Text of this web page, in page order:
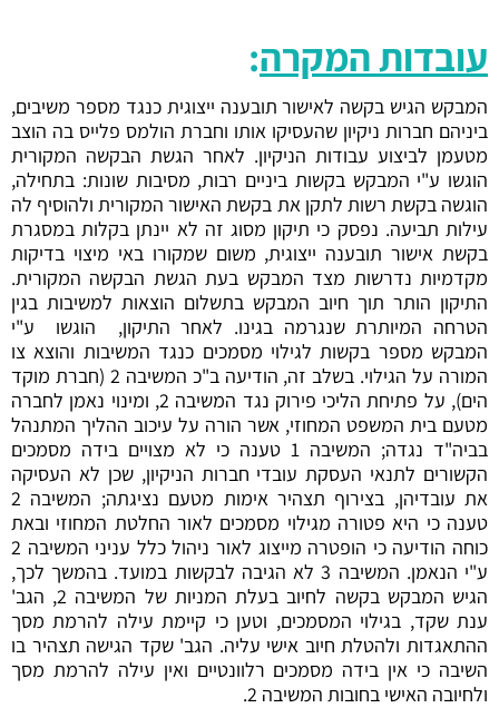
עובדות המקרה:
המבקש הגיש בקשה לאישור תובענה ייצוגית כנגד מספר משיבים,
ביניהם חברות ניקיון שהעסיקו אותו וחברת הולמס פלייס בה הוצב
מטעמן לביצוע עבודות הניקיון. לאחר הגשת הבקשה המקורית
הוגשו ע"י המבקש בקשות ביניים רבות, מסיבות שונות: בתחילה,
הוגשה בקשת רשות לתקן את בקשת האישור המקורית ולהוסיף לה
עילות תביעה. נפסק כי תיקון מסוג זה לא יינתן בקלות במסגרת
בקשת אישור תובענה ייצוגית, משום שמקורו באי מיצוי בדיקות
מקדמיות נדרשות מצד המבקש בעת הגשת הבקשה המקורית.
התיקון הותר תוך חיוב המבקש בתשלום הוצאות למשיבות בגין
הטרחה המיותרת שנגרמה בגינו. לאחר התיקון, הוגשו ע"י
המבקש מספר בקשות לגילוי מסמכים כנגד המשיבות והוצא צו
המורה על הגילוי. בשלב זה, הודיעה ב"כ המשיבה 2 (חברת מוקד
הים), על פתיחת הליכי פירוק נגד המשיבה 2, ומינוי נאמן לחברה
מטעם בית המשפט המחוזי, אשר הורה על עיכוב ההליך המתנהל
בביה"ד נגדה; המשיבה 1 טענה כי לא מצויים בידה מסמכים
הקשורים לתנאי העסקת עובדי חברות הניקיון, שכן לא העסיקה
את עובדיהן, בצירוף תצהיר אימות מטעם נציגתה; המשיבה 2
טענה כי היא פטורה מגילוי מסמכים לאור החלטת המחוזי ובאת
כוחה הודיעה כי הופטרה מייצוג לאור ניהול כלל עניני המשיבה 2
ע"י הנאמן. המשיבה 3 לא הגיבה לבקשות במועד. בהמשך לכך,
הגיש המבקש בקשה לחיוב בעלת המניות של המשיבה 2, הגב'
ענת שקד, בגילוי המסמכים, וטען כי קיימת עילה להרמת מסך
ההתאגדות ולהטלת חיוב אישי עליה. הגב' שקד הגישה תצהיר בו
השיבה כי אין בידה מסמכים רלוונטיים ואין עילה להרמת מסך
ולחיובה האישי בחובות המשיבה 2.